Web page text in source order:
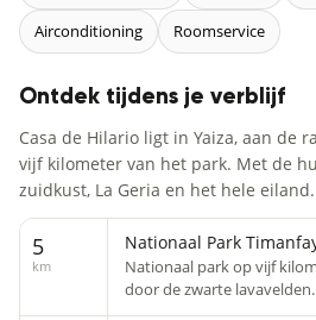
Airconditioning Roomservice
Ontdek tijdens je verblijf
Casa de Hilario ligt in Yaiza, aan de
vijf kilometer van het park. Met de
zuidkust, La Geria en het hele eiland.
5
km
Nationaal Park
Nationaal park op vijf
door de zwarte lavavelden.